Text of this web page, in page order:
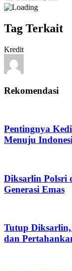
Tag Terkait
Kredit
Rekomendasi
Pentingnya
Menuju
Diksarlin Polsri
Generasi Emas
Tutup
dan